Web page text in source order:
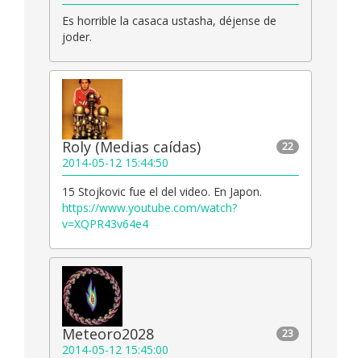
Es horrible la casaca ustasha, déjense de
joder.
22
Roly (Medias caídas)
2014-05-12 15:44:50
15 Stojkovic fue el del video. En Japon.
https://www.youtube.com/watch?
v=XQPR43v64e4
23
Meteoro2028
2014-05-12 15:45:00